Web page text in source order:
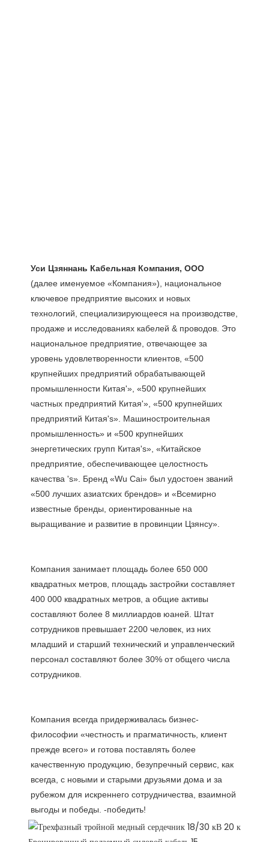
(далее именуемое «Компания»), национальное
ключевое предприятие высоких и новых
технологий, специализирующееся на производстве,
продаже и исследованиях кабелей & проводов. Это
национальное предприятие, отвечающее за
уровень удовлетворенности клиентов, «500
крупнейших предприятий обрабатывающей
промышленности Китая'», «500 крупнейших
частных предприятий Китая'», «500 крупнейших
предприятий Китая's». Машиностроительная
промышленность» и «500 крупнейших
энергетических групп Китая's», «Китайское
предприятие, обеспечивающее целостность
качества 's». Бренд «Wu Cai» был удостоен званий
«500 лучших азиатских брендов» и «Всемирно
известные бренды, ориентированные на
Компания занимает площадь более 650 000
квадратных метров, площадь застройки составляет
400 000 квадратных метров, а общие активы
составляют более 8 миллиардов юаней. Штат
сотрудников превышает 2200 человек, из них
младший и старший технический и управленческий
персонал составляют более 30% от общего числа
Компания всегда придерживалась бизнес-
философии «честность и прагматичность, клиент
прежде всего» и готова поставлять более
качественную продукцию, безупречный сервис, как
всегда, с новыми и старыми друзьями дома и за
рубежом для искреннего сотрудничества, взаимной